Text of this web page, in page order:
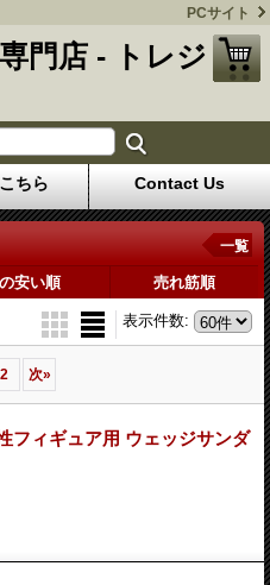
PCサイト
門店 - トレジ
ちら Contact Us
一覧
安い順 売れ筋順
表示件数:
2 次»
フィギュア用 ウェッジサンダ